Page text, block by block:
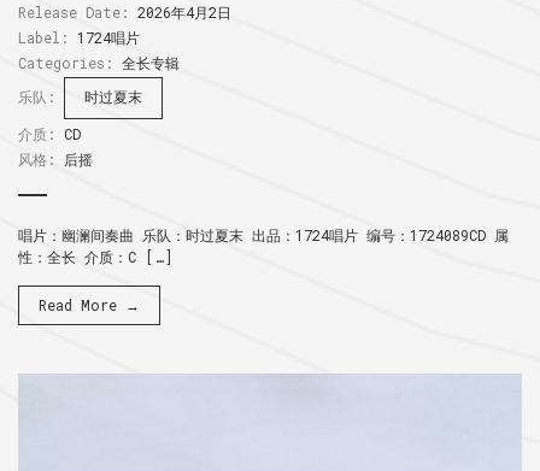
Release Date: 2026年4月2日
Label:
1724唱片
Categories: 全长专辑
乐队:
时过夏末
介质: CD
风格:
后摇
唱片：幽澜间奏曲 乐队：时过夏末 出品：1724唱片 编号：1724089CD 属
性：全长 介质：C […]
Read More →